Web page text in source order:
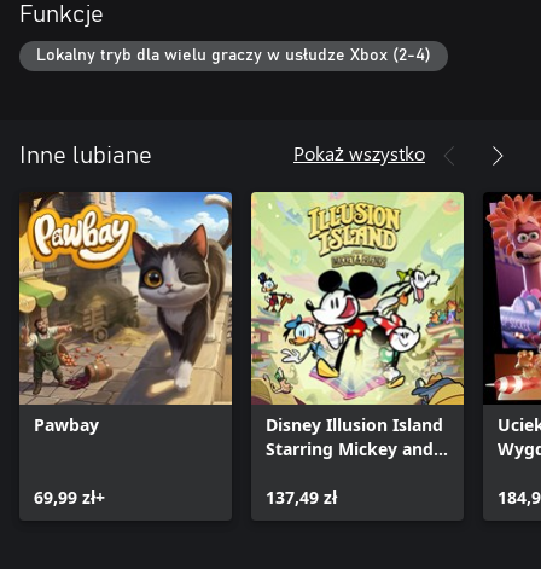
Funkcje
Lokalny tryb dla wielu graczy w usłudze Xbox (2-4)
Inne lubiane Pokaż wszystko
Pawbay
69,99 zł+
Disney Illusion Island
Starring Mickey and
137,49 zł